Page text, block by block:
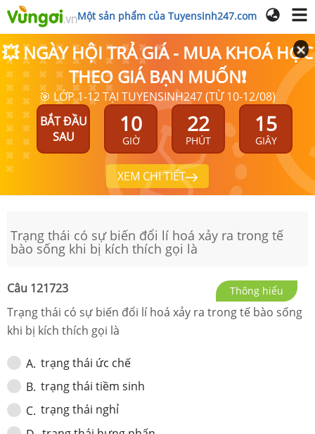
Một sản phẩm của Tuyensinh247.com
💥 NGÀY HỘI TRẢ GIÁ - MUA KHOÁ HỌC
THEO GIÁ BẠN MUỐN❗
🎯 LỚP 1-12 TẠI TUYENSINH247 (TỪ 10-12/08)
BẮT ĐẦU
SAU
10
GIỜ
22
PHÚT
15
GIÂY
XEM CHI TIẾT
Trạng thái có sự biến đổi lí hoá xảy ra trong tế
bào sống khi bị kích thích gọi là
Câu 121723 Thông hiểu
Trạng thái có sự biến đổi lí hoá xảy ra trong tế bào sống
khi bị kích thích gọi là
A. trạng thái ức chế
B. trạng thái tiềm sinh
C. trạng thái nghỉ